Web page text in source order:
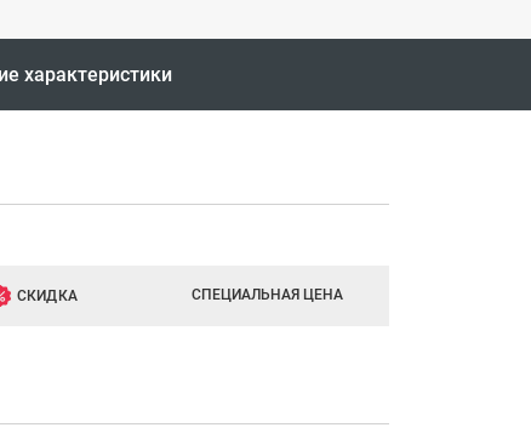
характеристики
СКИДКА СПЕЦИАЛЬНАЯ ЦЕНА